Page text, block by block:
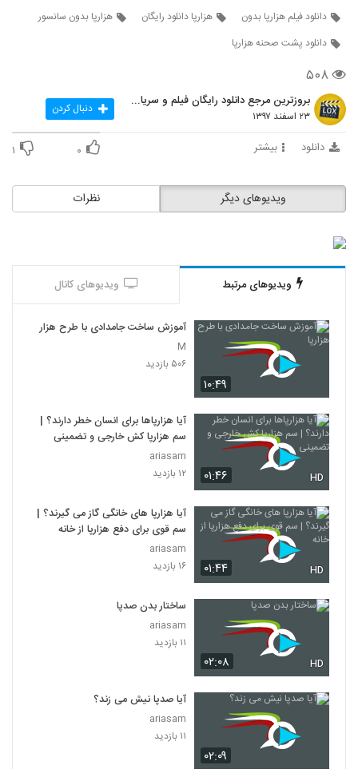
دانلود فیلم هزارپا بدون
هزارپا دانلود رایگان
هزارپا بدون سانسور
دانلود پشت صحنه هزارپا
۵۰۸
بروزترین مرجع دانلود رایگان فیلم و سریال ایرانی
۲۳ اسفند ۱۳۹۷ دنبال کردن
دانلود بیشتر ۰ ۱
نظرات ویدیوهای دیگر
ویدیوهای مرتبط ویدیوهای کانال
۱۰:۴۹
آموزش ساخت جامدادی با طرح هزارپا
M
۵۰۶ بازدید
۰۱:۴۶ HD
آیا هزارپاها برای انسان خطر دارند؟ |
سم هزارپا کش خارجی و تضمینی
ariasam
۱۲ بازدید
۰۱:۴۴ HD
آیا هزارپا های خانگی گاز می گیرند؟ |
سم قوی برای دفع هزارپا از خانه
ariasam
۱۶ بازدید
۰۲:۰۸ HD
ساختار بدن صدپا
ariasam
۱۱ بازدید
۰۲:۰۹
آیا صدپا نیش می زند؟
ariasam
۱۱ بازدید